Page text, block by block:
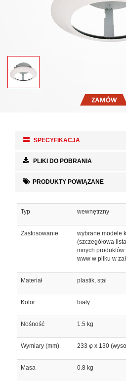
SPECYFIKACJA
PLIKI DO POBRANIA
PRODUKTY POWIĄZANE
Typ wewnętrzny
Zastosowanie
wybrane modele
(szczegółowa
innych
www w pliku w
Materiał plastik, stal
Kolor biały
Nośność 1.5 kg
Wymiary (mm) 233 φ x 130
Masa 0.8 kg